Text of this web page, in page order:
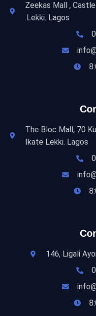
Zeekas Mall ,
.Lekki. Lagos
The Bloc Mall, 70
Ikate Lekki. Lagos
146, Ligali